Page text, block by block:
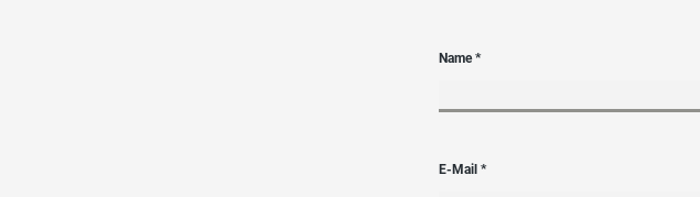
Name*
E-Mail*